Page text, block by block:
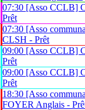
07:30 [Asso CCLB]
Prêt
07:30 [Asso
CLSH - Prêt
09:00 [Asso CCLB]
Prêt
09:00 [Asso CCLB]
Prêt
18:30 [Asso
FOYER Anglais -